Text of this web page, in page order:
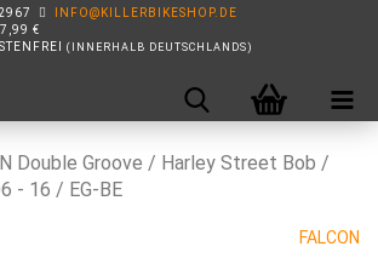
INFO@KILLERBIKESHOP.DE
€
(INNERHALB DEUTSCHLANDS)
Dou­ble Groo­ve / Har­ley Street Bob /
- 16 / EG-BE
FALCON